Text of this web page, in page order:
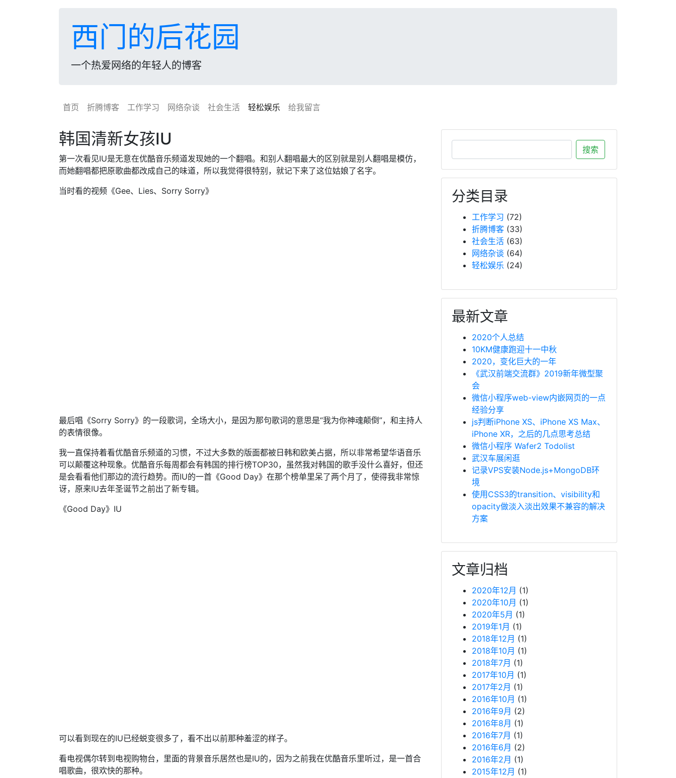
西门的后花园
一个热爱网络的年轻人的博客
首页 折腾博客 工作学习 网络杂谈 社会生活 轻松娱乐 给我留言
韩国清新女孩IU
第一次看见IU是无意在优酷音乐频道发现她的一个翻唱。和别人翻唱最大的区别就是别人翻唱是模仿，
而她翻唱都把原歌曲都改成自己的味道，所以我觉得很特别，就记下来了这位姑娘了名字。
当时看的视频《Gee、Lies、Sorry Sorry》
最后唱《Sorry Sorry》的一段歌词，全场大小，是因为那句歌词的意思是“我为你神魂颠倒”，和主持人
的表情很像。
我一直保持着看优酷音乐频道的习惯，不过大多数的版面都被日韩和欧美占据，所以非常希望华语音乐
可以颠覆这种现象。优酷音乐每周都会有韩国的排行榜TOP30，虽然我对韩国的歌手没什么喜好，但还
是会看看他们那边的流行趋势。而IU的一首《Good Day》在那个榜单里呆了两个月了，使得我非常惊
讶，原来IU去年圣诞节之前出了新专辑。
《Good Day》IU
可以看到现在的IU已经蜕变很多了，看不出以前那种羞涩的样子。
看电视偶尔转到电视购物台，里面的背景音乐居然也是IU的，因为之前我在优酷音乐里听过，是一首合
唱歌曲，很欢快的那种。
分类目录
工作学习 (72)
折腾博客 (33)
社会生活 (63)
网络杂谈 (64)
轻松娱乐 (24)
最新文章
2020个人总结
10KM健康跑迎十一中秋
2020，变化巨大的一年
《武汉前端交流群》2019新年微型聚
会
微信小程序web-view内嵌网页的一点
经验分享
js判断iPhone XS、iPhone XS Max、
iPhone XR，之后的几点思考总结
微信小程序 Wafer2 Todolist
武汉车展闲逛
记录VPS安装Node.js+MongoDB环
境
使用CSS3的transition、visibility和
opacity做淡入淡出效果不兼容的解决
方案
文章归档
2020年12月 (1)
2020年10月 (1)
2020年5月 (1)
2019年1月 (1)
2018年12月 (1)
2018年10月 (1)
2018年7月 (1)
2017年10月 (1)
2017年2月 (1)
2016年10月 (1)
2016年9月 (2)
2016年8月 (1)
2016年7月 (1)
2016年6月 (2)
2016年2月 (1)
2015年12月 (1)